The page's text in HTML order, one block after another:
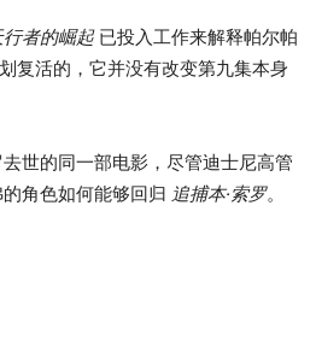
行者的崛起已投入工作来解释帕尔帕
复活的，它并没有改变第九集本身
世的同一部电影，尽管迪士尼高管
角色如何能够回归 追捕本·索罗。